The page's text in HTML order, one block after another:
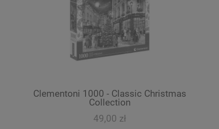
Clementoni 1000 - Classic Christmas
Collection
49,00 zł